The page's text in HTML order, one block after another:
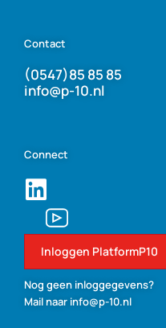
Contact
(0547)85 85 85
info@p-10.nl
Connect
Inloggen PlatformP10
Nog geen inloggegevens?
Mail naar info@p-10.nl